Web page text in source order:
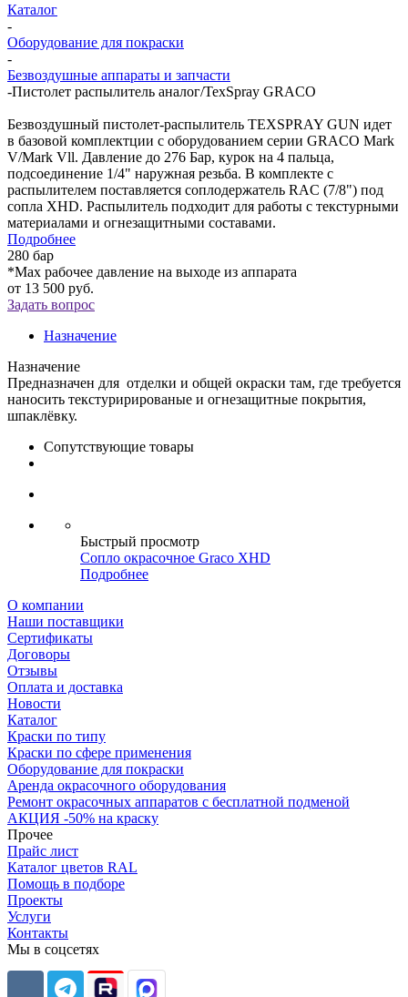
Каталог
-
Оборудование для покраски
-
Безвоздушные аппараты и запчасти
-Пистолет распылитель аналог/TexSpray GRACO
Безвоздушный пистолет-распылитель TEXSPRAY GUN идет
в базовой комплектции с оборудованием серии GRACO Mark
V/Mark Vll. Давление до 276 Бар, курок на 4 пальца,
подсоединение 1/4" наружная резьба. В комплекте с
распылителем поставляется соплодержатель RAC (7/8") под
сопла XHD. Распылитель подходит для работы с текстурными
материалами и огнезащитными составами.
Подробнее
280 бар
*Мах рабочее давление на выходе из аппарата
от 13 500 руб.
Задать вопрос
Назначение
Назначение
Предназначен для отделки и общей окраски там, где требуется
наносить текстурирированые и огнезащитные покрытия,
шпаклёвку.
Сопутствующие товары
Быстрый просмотр
Сопло окрасочное Graco XHD
Подробнее
О компании
Наши поставщики
Сертификаты
Договоры
Отзывы
Оплата и доставка
Новости
Каталог
Краски по типу
Краски по сфере применения
Оборудование для покраски
Аренда окрасочного оборудования
Ремонт окрасочных аппаратов с бесплатной подменой
АКЦИЯ -50% на краску
Прочее
Прайс лист
Каталог цветов RAL
Помощь в подборе
Проекты
Услуги
Контакты
Мы в соцсетях